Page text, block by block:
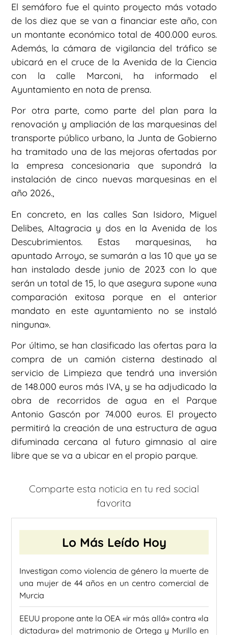
El semáforo fue el quinto proyecto más votado
de los diez que se van a financiar este año, con
un montante económico total de 400.000 euros.
Además, la cámara de vigilancia del tráfico se
ubicará en el cruce de la Avenida de la Ciencia
con la calle Marconi, ha informado el
Ayuntamiento en nota de prensa.
Por otra parte, como parte del plan para la
renovación y ampliación de las marquesinas del
transporte público urbano, la Junta de Gobierno
ha tramitado una de las mejoras ofertadas por
la empresa concesionaria que supondrá la
instalación de cinco nuevas marquesinas en el
año 2026.,
En concreto, en las calles San Isidoro, Miguel
Delibes, Altagracia y dos en la Avenida de los
Descubrimientos. Estas marquesinas, ha
apuntado Arroyo, se sumarán a las 10 que ya se
han instalado desde junio de 2023 con lo que
serán un total de 15, lo que asegura supone «una
comparación exitosa porque en el anterior
mandato en este ayuntamiento no se instaló
ninguna».
Por último, se han clasificado las ofertas para la
compra de un camión cisterna destinado al
servicio de Limpieza que tendrá una inversión
de 148.000 euros más IVA, y se ha adjudicado la
obra de recorridos de agua en el Parque
Antonio Gascón por 74.000 euros. El proyecto
permitirá la creación de una estructura de agua
difuminada cercana al futuro gimnasio al aire
libre que se va a ubicar en el propio parque.
Comparte esta noticia en tu red social
favorita
Lo Más Leído Hoy
Investigan como violencia de género la muerte de
una mujer de 44 años en un centro comercial de
Murcia
EEUU propone ante la OEA «ir más allá» contra «la
dictadura» del matrimonio de Ortega y Murillo en